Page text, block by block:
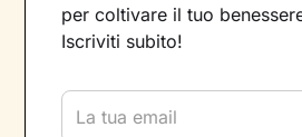
per coltivare il tuo
Iscriviti subito!